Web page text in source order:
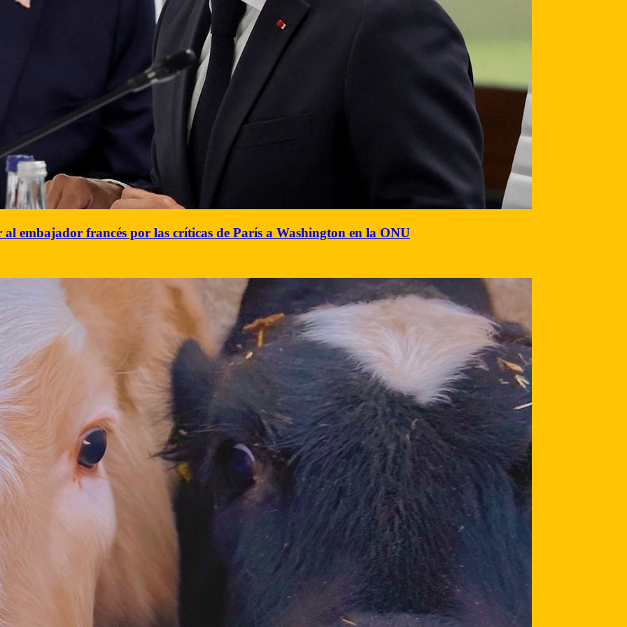
embajador francés por las críticas de París a Washington en la ONU